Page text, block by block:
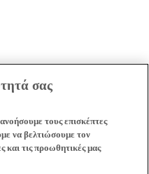
σας
τους επισκέπτες
να βελτιώσουμε τον
και τις προωθητικές μας